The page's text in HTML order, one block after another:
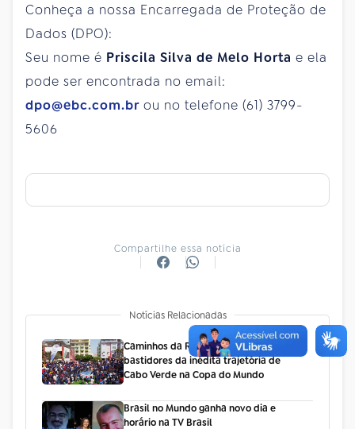
Conheça a nossa Encarregada de Proteção de
Dados (DPO):
Seu nome é Priscila Silva de Melo Horta e ela
pode ser encontrada no email:
dpo@ebc.com.br ou no telefone (61) 3799-
5606
Compartilhe essa notícia
Notícias Relacionadas
Caminhos da Reportagem mostra os
bastidores da inédita trajetória de
Cabo Verde na Copa do Mundo
Brasil no Mundo ganha novo dia e
horário na TV Brasil